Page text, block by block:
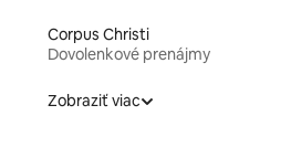
Corpus Christi
Dovolenkové prenájmy
Zobraziť viac